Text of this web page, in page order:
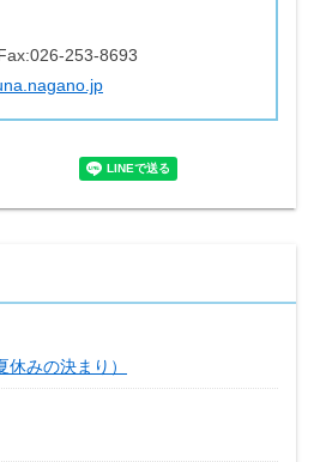
026-253-8693
みの決まり）